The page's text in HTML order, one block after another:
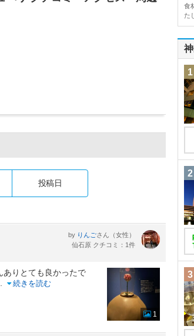
投稿日
by りんごさん（女性）
仙石原 クチコミ：1件
ありとても良かったで
続きを読む
1
食
た
1
2
3